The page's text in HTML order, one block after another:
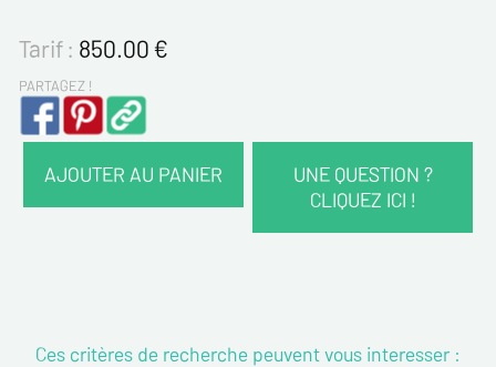
Tarif : 850.00€
PARTAGEZ !
AJOUTER AU PANIER
UNE QUESTION ?
CLIQUEZ ICI !
Prénom*
Ces critères de recherche peuvent vous interesser :